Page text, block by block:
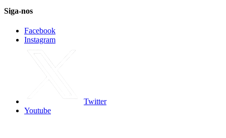
Siga-nos
Facebook
Instagram
Twitter
Youtube